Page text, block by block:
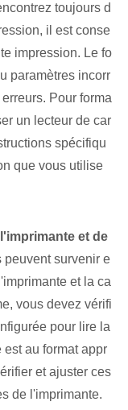
toujours d
il est conse
impression. Le fo
paramètres incorr
Pour forma
un lecteur de car
spécifiqu
que vous utilise
et de
peuvent survenir e
et la ca
vous devez ⁣vérifi
pour lire la⁣
au format appr
et ajuster ces
de l'imprimante.